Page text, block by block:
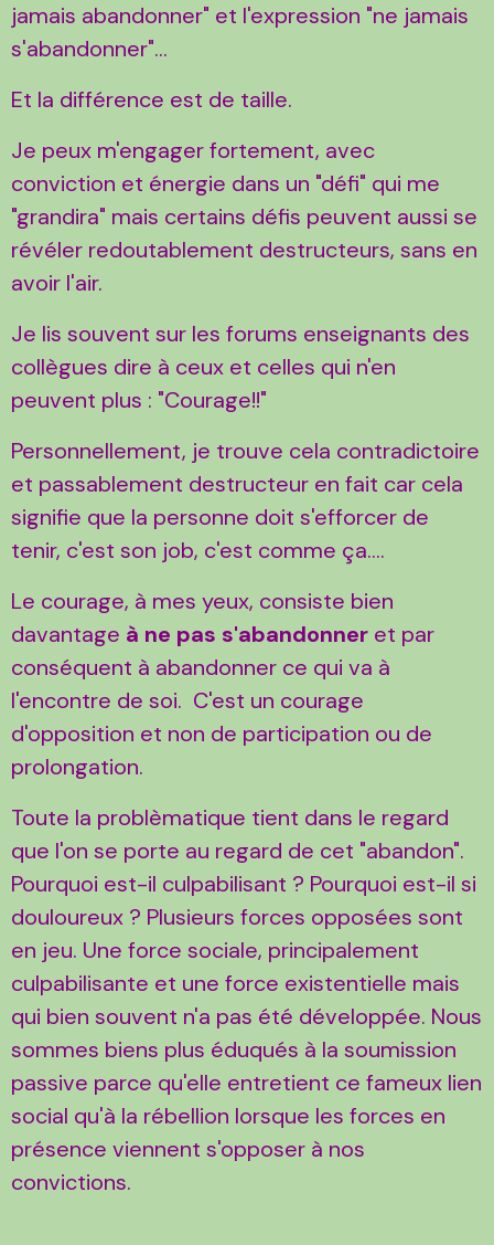
jamais abandonner" et l'expression "ne jamais
s'abandonner"...
Et la différence est de taille.
Je peux m'engager fortement, avec
conviction et énergie dans un "défi" qui me
"grandira" mais certains défis peuvent aussi se
révéler redoutablement destructeurs, sans en
avoir l'air.
Je lis souvent sur les forums enseignants des
collègues dire à ceux et celles qui n'en
peuvent plus : "Courage!!"
Personnellement, je trouve cela contradictoire
et passablement destructeur en fait car cela
signifie que la personne doit s'efforcer de
tenir, c'est son job, c'est comme ça....
Le courage, à mes yeux, consiste bien
davantage à ne pas s'abandonner et par
conséquent à abandonner ce qui va à
l'encontre de soi. C'est un courage
d'opposition et non de participation ou de
prolongation.
Toute la problèmatique tient dans le regard
que l'on se porte au regard de cet "abandon".
Pourquoi est-il culpabilisant ? Pourquoi est-il si
douloureux ? Plusieurs forces opposées sont
en jeu. Une force sociale, principalement
culpabilisante et une force existentielle mais
qui bien souvent n'a pas été développée. Nous
sommes biens plus éduqués à la soumission
passive parce qu'elle entretient ce fameux lien
social qu'à la rébellion lorsque les forces en
présence viennent s'opposer à nos
convictions.